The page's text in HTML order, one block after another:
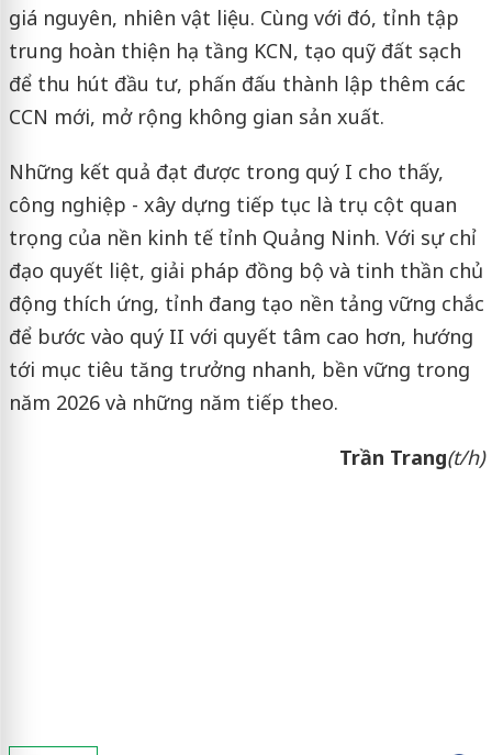
giá nguyên, nhiên vật liệu. Cùng với đó, tỉnh tập
trung hoàn thiện hạ tầng KCN, tạo quỹ đất sạch
để thu hút đầu tư, phấn đấu thành lập thêm các
CCN mới, mở rộng không gian sản xuất.
Những kết quả đạt được trong quý I cho thấy,
công nghiệp - xây dựng tiếp tục là trụ cột quan
trọng của nền kinh tế tỉnh Quảng Ninh. Với sự chỉ
đạo quyết liệt, giải pháp đồng bộ và tinh thần chủ
động thích ứng, tỉnh đang tạo nền tảng vững chắc
để bước vào quý II với quyết tâm cao hơn, hướng
tới mục tiêu tăng trưởng nhanh, bền vững trong
năm 2026 và những năm tiếp theo.
Trần Trang(t/h)